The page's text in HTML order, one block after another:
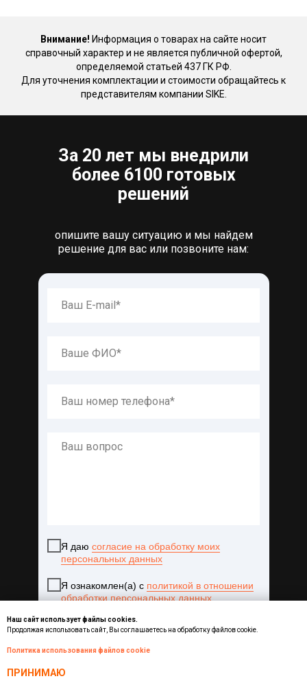
Наш сайт использует файлы cookies.
Продолжая использовать сайт, Вы соглашаетесь на обработку файлов cookie.
Политика использования файлов cookie
ПРИНИМАЮ
Внимание! Информация о товарах на сайте носит
справочный характер и не является публичной офертой,
определяемой статьей 437 ГК РФ.
Для уточнения комплектации и стоимости обращайтесь к
представителям компании SIKE.
За 20 лет мы внедрили
более 6100 готовых
решений
опишите вашу ситуацию и мы найдем
решение для вас или позвоните нам:
Я даю согласие на обработку моих
персональных данных
Я ознакомлен(а) с политикой в отношении
обработки персональных данных
ОТПРАВИТЬ